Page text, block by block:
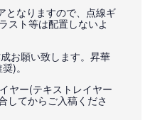
となりますので、点線ギ
スト等は配置しないよ
お願い致します。昇華
)。
ヤー(テキストレイヤー
してからご入稿くださ